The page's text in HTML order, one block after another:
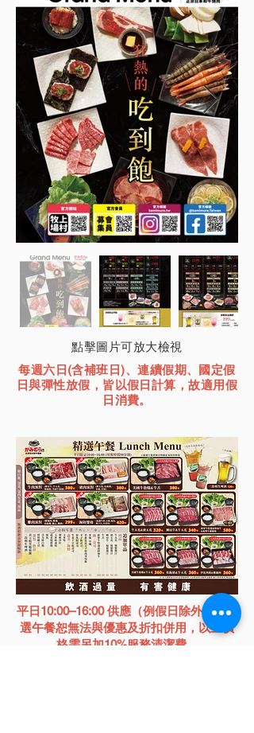
點擊圖片可放大檢視
每週六日(含補班日)、連續假期、國定假
日與彈性放假，皆以假日計算，故適用假
日消費。
平日10:00–16:00 供應（例假日除外），精
選午餐恕無法與優惠及折扣併用，以上價
格需另加10%服務清潔費。